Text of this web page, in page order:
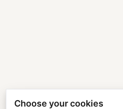
Choose your cookies